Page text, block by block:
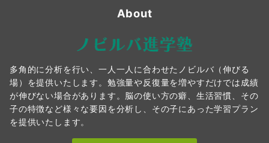
About
多角的に分析を行い、一人一人に合わせたノビルバ（伸びる
場）を提供いたします。勉強量や反復量を増やすだけでは成績
が伸びない場合があります。脳の使い方の癖、生活習慣、その
子の特徴など様々な要因を分析し、その子にあった学習プラン
を提供いたします。